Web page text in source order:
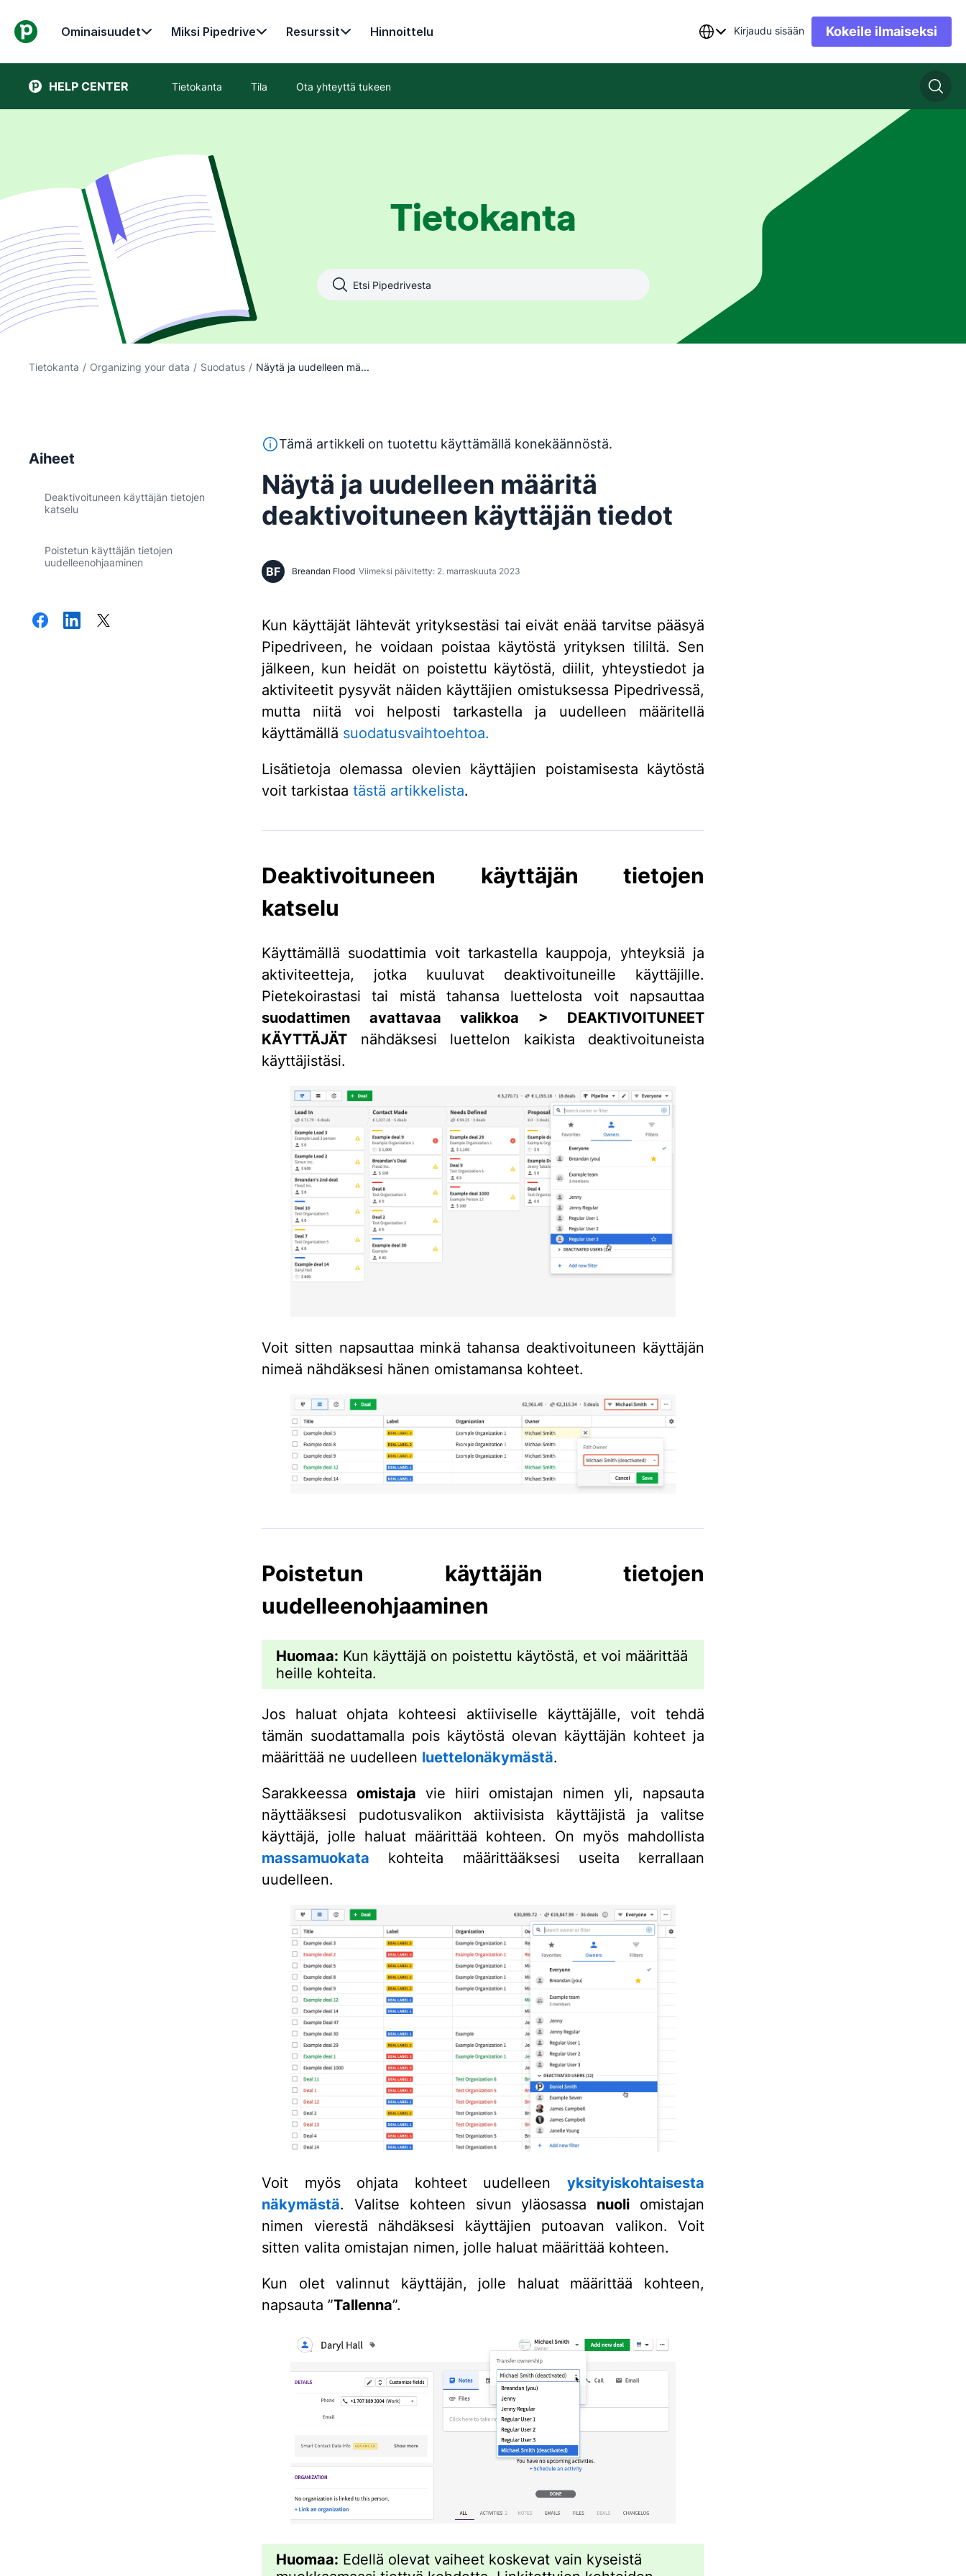
Ominaisuudet Miksi Pipedrive Resurssit Hinnoittelu Kirjaudu sisään Kokeile ilmaiseksi
HELP CENTER Tietokanta Tila Ota yhteyttä tukeen
Tietokanta
Tietokanta / Organizing your data / Suodatus / Näytä ja uudelleen mä...
Aiheet
Deaktivoituneen käyttäjän tietojen
katselu
Poistetun käyttäjän tietojen
uudelleenohjaaminen
Tämä teksti on käännetty englannista konekäännöstyökalulla, eikä se ole ihmiseditorin oikolukema. Kone on saattanut tuottaa
Tämä artikkeli on tuotettu käyttämällä konekäännöstä.
Näytä ja uudelleen määritä
deaktivoituneen käyttäjän tiedot
BF Breandan Flood Viimeksi päivitetty: 2. marraskuuta 2023
Kun käyttäjät lähtevät yrityksestäsi tai eivät enää tarvitse pääsyä
Pipedriveen, he voidaan poistaa käytöstä yrityksen tililtä. Sen
jälkeen, kun heidät on poistettu käytöstä, diilit, yhteystiedot ja
aktiviteetit pysyvät näiden käyttäjien omistuksessa Pipedrivessä,
mutta niitä voi helposti tarkastella ja uudelleen määritellä
käyttämällä suodatusvaihtoehtoa.
Lisätietoja olemassa olevien käyttäjien poistamisesta käytöstä
voit tarkistaa tästä artikkelista.
Deaktivoituneen käyttäjän tietojen
katselu
Käyttämällä suodattimia voit tarkastella kauppoja, yhteyksiä ja
aktiviteetteja, jotka kuuluvat deaktivoituneille käyttäjille.
Pietekoirastasi tai mistä tahansa luettelosta voit napsauttaa
suodattimen avattavaa valikkoa > DEAKTIVOITUNEET
KÄYTTÄJÄT nähdäksesi luettelon kaikista deaktivoituneista
käyttäjistäsi.
Voit sitten napsauttaa minkä tahansa deaktivoituneen käyttäjän
nimeä nähdäksesi hänen omistamansa kohteet.
Poistetun käyttäjän tietojen
uudelleenohjaaminen
Huomaa: Kun käyttäjä on poistettu käytöstä, et voi määrittää
heille kohteita.
Jos haluat ohjata kohteesi aktiiviselle käyttäjälle, voit tehdä
tämän suodattamalla pois käytöstä olevan käyttäjän kohteet ja
määrittää ne uudelleen luettelonäkymästä.
Sarakkeessa omistaja vie hiiri omistajan nimen yli, napsauta
näyttääksesi pudotusvalikon aktiivisista käyttäjistä ja valitse
käyttäjä, jolle haluat määrittää kohteen. On myös mahdollista
massamuokata kohteita määrittääksesi useita kerrallaan
uudelleen.
Voit myös ohjata kohteet uudelleen yksityiskohtaisesta
näkymästä. Valitse kohteen sivun yläosassa nuoli omistajan
nimen vierestä nähdäksesi käyttäjien putoavan valikon. Voit
sitten valita omistajan nimen, jolle haluat määrittää kohteen.
Kun olet valinnut käyttäjän, jolle haluat määrittää kohteen,
napsauta ”Tallenna”.
Huomaa: Edellä olevat vaiheet koskevat vain kyseistä